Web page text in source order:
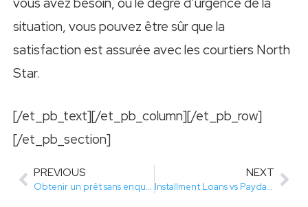
situation, vous pouvez être sûr que la
satisfaction est assurée avec les courtiers North
Star.
[/et_pb_text][/et_pb_column][/et_pb_row]
[/et_pb_section]
PREVIOUS
Obtenir un prêt sans enquête de crédit
NEXT
Installment Loans vs Payday loans: Which is Better?